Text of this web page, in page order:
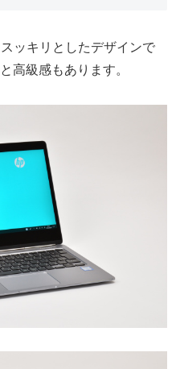
ッキリとしたデザインで
高級感もあります。